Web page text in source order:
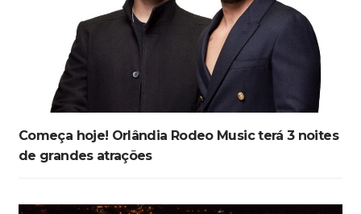
Começa hoje! Orlândia Rodeo Music terá 3 noites
de grandes atrações